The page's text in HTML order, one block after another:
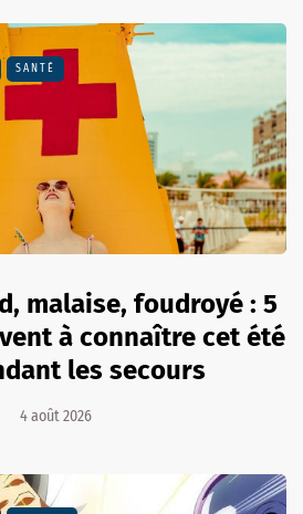
SANTÉ
malaise, foudroyé : 5
à connaître cet été
les secours
4 août 2026